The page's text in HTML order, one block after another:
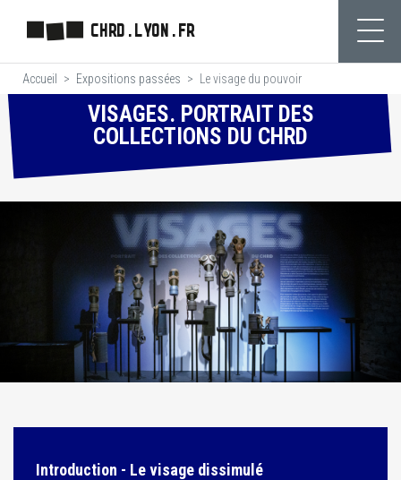
contenu
principal
CHRD.LYON.FR
Accueil Expositions passées Le visage du pouvoir
VISAGES. PORTRAIT DES
COLLECTIONS DU CHRD
Introduction - Le visage dissimulé